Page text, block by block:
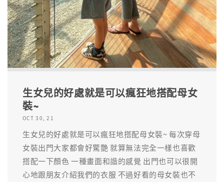
生女兒的好處就是可以瘋狂地搭配母女
裝~
OCT 30, 21
生女兒的好處就是可以瘋狂地搭配母女裝~ 每次穿母
女裝出門大家都會好驚艷 就算無法完全一樣也喜歡
搭配一下顏色 一種畫面和諧的感覺 出門也可以很開
心地跟朋友介紹我們的衣服 不過好看的母女裝也不